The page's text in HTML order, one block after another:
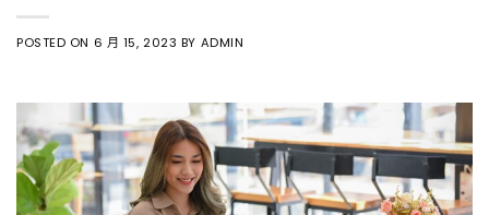
POSTED ON 6 月 15, 2023 BY ADMIN